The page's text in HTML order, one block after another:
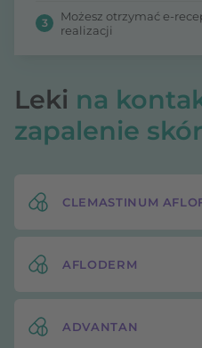
3
Możesz otrzymać e-
realizacji
Leki na
zapalenie
CLEMASTINUM
AFLODERM
ADVANTAN